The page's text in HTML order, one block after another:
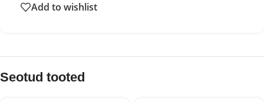
Add to wishlist
Seotud tooted